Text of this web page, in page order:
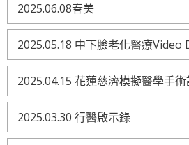
2025.06.08春美
2025.05.18 中下臉老化醫療Video
2025.04.15 花蓮慈濟模擬醫學手術
2025.03.30 行醫啟示錄